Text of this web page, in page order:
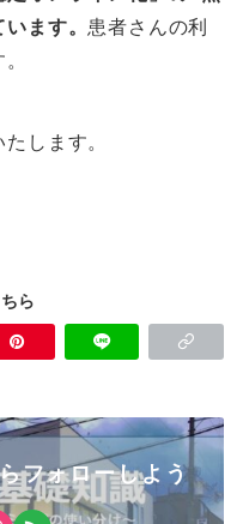
ます。 患者さんの利
します。
ら
フォローしよう